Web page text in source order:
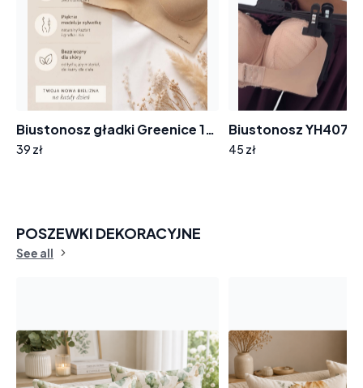
Biustonosz gładki Greenice 1547 z siateczką i napisem
39 zł 45 zł
POSZEWKI DEKORACYJNE
See all